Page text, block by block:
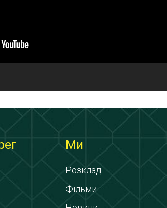
Ми
Розклад
Фільми